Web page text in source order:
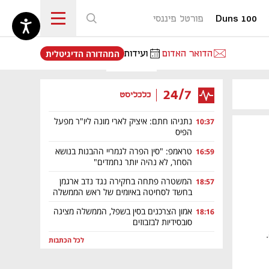
Duns 100 פורטל פיננסי
הדואר האדום ועידות
נפתח בכרטיסייה חדשה
המהדורה הדיגיטלית
24/7 כלכליסט
10:37 נתניהו חתם: איציק לארי מונה ליו"ר מפעל
הפיס
16:59 טראמפ: "סין הפרה לגמריי ההבנות בנושא
הסחר, לא נהיה יותר נחמדים"
18:57 המשטרה פתחה בחקירה נגד נדב ארגמן
בחשד לסחיטה באיומים של ראש הממשלה
18:16 אמון הצרכנים בסין בשפל, הממשלה מציגה
סובסידיות לבזבוזים
לכל הכתבות